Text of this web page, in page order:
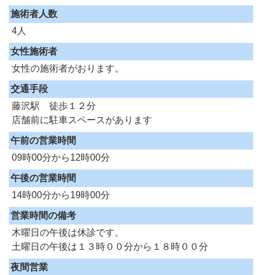
施術者人数
4人
女性施術者
女性の施術者がおります。
交通手段
藤沢駅 徒歩１２分
店舗前に駐車スペースがあります
午前の営業時間
09時00分から12時00分
午後の営業時間
14時00分から19時00分
営業時間の備考
木曜日の午後は休診です。
土曜日の午後は１３時００分から１８時００分
夜間営業